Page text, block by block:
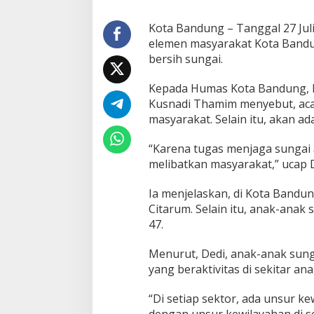
A
!
Kota Bandung – Tanggal 27
elemen masyarakat Kota
bersih sungai.
Kepada Humas Kota
Kusnadi Thamim menyebut,
masyarakat. Selain itu, akan
“Karena tugas menjaga
melibatkan masyarakat,” ucap
Ia menjelaskan, di Kota
Citarum. Selain itu, anak-anak
47.
Menurut, Dedi, anak-anak
yang beraktivitas di sekitar
“Di setiap sektor, ada unsur